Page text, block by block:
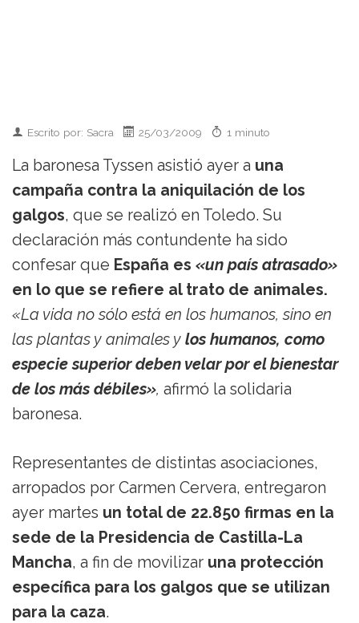
Escrito por: Sacra 25/03/2009 1 minuto
La baronesa Tyssen asistió ayer a una
campaña contra la aniquilación de los
galgos, que se realizó en Toledo. Su
declaración más contundente ha sido
confesar que España es «un país atrasado»
en lo que se refiere al trato de animales.
«La vida no sólo está en los humanos, sino en
las plantas y animales y los humanos, como
especie superior deben velar por el bienestar
de los más débiles», afirmó la solidaria
baronesa.
Representantes de distintas asociaciones,
arropados por Carmen Cervera, entregaron
ayer martes un total de 22.850 firmas en la
sede de la Presidencia de Castilla-La
Mancha, a fin de movilizar una protección
específica para los galgos que se utilizan
para la caza.